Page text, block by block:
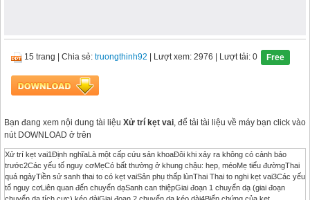
15 trang Chia sẻ: truongthinh92 | Lượt xem: 2976 | Lượt tải: 0 Free
Bạn đang xem nội dung tài liệu Xử trí kẹt vai, để tải tài liệu về máy bạn click vào
nút DOWNLOAD ở trên
Xử trí kẹt vai1Định nghĩaLà một cấp cứu sản khoaĐôi khi xảy ra không có cảnh báo
trước2Các yếu tố nguy cơMẹCó bất thường ở khung chậu: hẹp, méoMẹ tiểu đườngThai
quá ngàyTiền sử sanh thai to có kẹt vaiSản phụ thấp lùnThai Thai to nghi kẹt vai3Các yếu
tố nguy cơLiên quan đến chuyển dạSanh can thiệpGiai đoạn 1 chuyển dạ (giai đoạn